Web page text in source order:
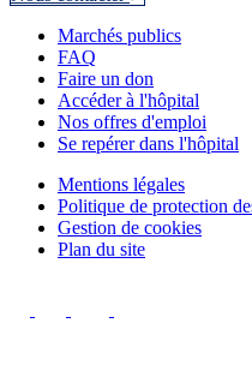
Marchés publics
FAQ
Faire un don
Accéder à l'hôpital
Nos offres d'emploi
Se repérer dans l'hôpital
Mentions légales
Politique de protection
Gestion de cookies
Plan du site